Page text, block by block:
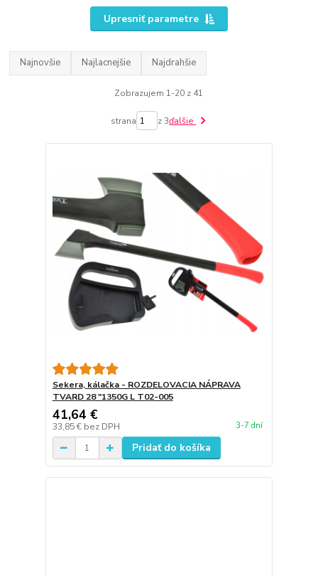
Upresniť parametre
Najnovšie Najlacnejšie Najdrahšie
Zobrazujem 1-20 z 41
strana z 3ďalšie
Sekera, kálačka - ROZDELOVACIA NÁPRAVA
TVARD 28 "1350G L T02-005
41,64 €
33,85 € bez DPH 3-7 dní
Pridať do košíka